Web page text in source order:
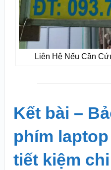
Liên Hệ Nếu Cần
Kết bài –
phím
tiết kiệm